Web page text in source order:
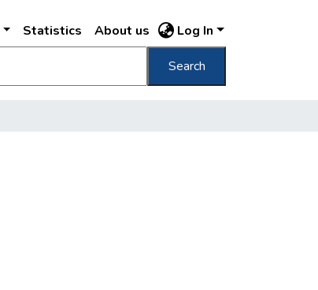
Statistics About us Log In
Search